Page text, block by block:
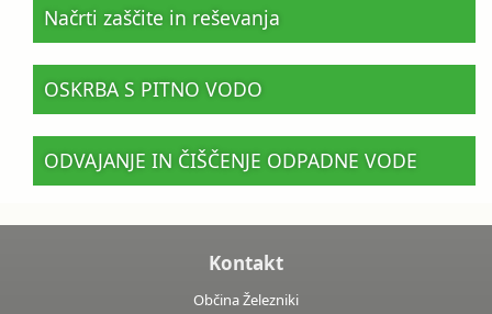
Načrti zaščite in reševanja
OSKRBA S PITNO VODO
ODVAJANJE IN ČIŠČENJE ODPADNE VODE
Kontakt
Občina Železniki